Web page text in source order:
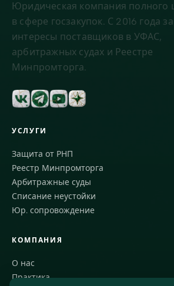
Юридическая компания полного
в сфере госзакупок. С 2016 года
интересы поставщиков в УФАС,
арбитражных судах и Реестре
Минпромторга.
УСЛУГИ
Защита от РНП
Реестр Минпромторга
Арбитражные суды
Списание неустойки
Юр. сопровождение
КОМПАНИЯ
О нас
Практика